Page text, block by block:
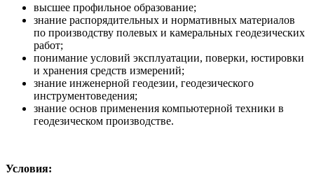
высшее профильное образование;
знание распорядительных и нормативных материалов
по производству полевых и камеральных геодезических
работ;
понимание условий эксплуатации, поверки, юстировки
и хранения средств измерений;
знание инженерной геодезии, геодезического
инструментоведения;
знание основ применения компьютерной техники в
геодезическом производстве.
Условия: